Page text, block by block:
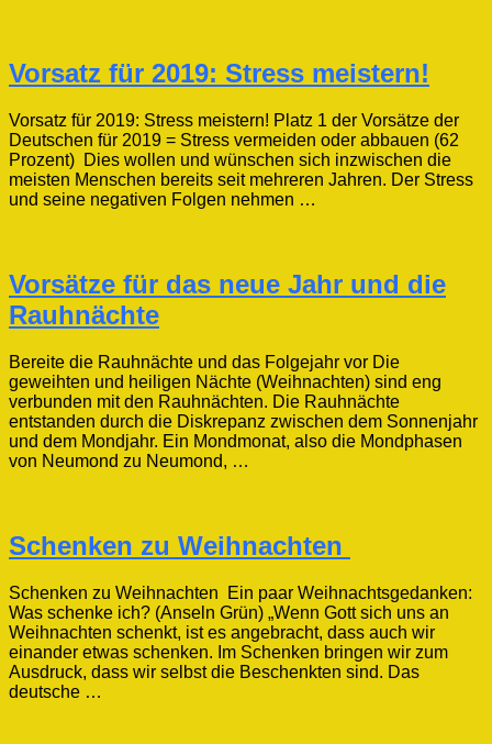
Vorsatz für 2019: Stress meistern!
Vorsatz für 2019: Stress meistern! Platz 1 der Vorsätze der
Deutschen für 2019 = Stress vermeiden oder abbauen (62
Prozent) Dies wollen und wünschen sich inzwischen die
meisten Menschen bereits seit mehreren Jahren. Der Stress
und seine negativen Folgen nehmen …
Vorsätze für das neue Jahr und die
Rauhnächte
Bereite die Rauhnächte und das Folgejahr vor Die
geweihten und heiligen Nächte (Weihnachten) sind eng
verbunden mit den Rauhnächten. Die Rauhnächte
entstanden durch die Diskrepanz zwischen dem Sonnenjahr
und dem Mondjahr. Ein Mondmonat, also die Mondphasen
von Neumond zu Neumond, …
Schenken zu Weihnachten
Schenken zu Weihnachten Ein paar Weihnachtsgedanken:
Was schenke ich? (Anseln Grün) „Wenn Gott sich uns an
Weihnachten schenkt, ist es angebracht, dass auch wir
einander etwas schenken. Im Schenken bringen wir zum
Ausdruck, dass wir selbst die Beschenkten sind. Das
deutsche …